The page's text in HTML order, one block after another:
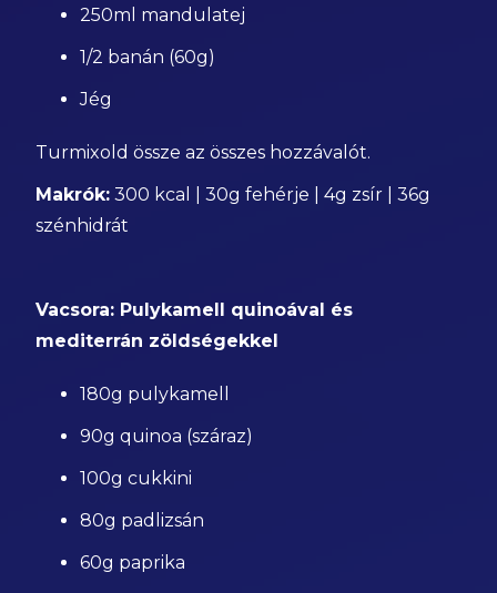
250ml mandulatej
1/2 banán (60g)
Jég
Turmixold össze az összes hozzávalót.
Makrók: 300 kcal | 30g fehérje | 4g zsír | 36g
szénhidrát
Vacsora: Pulykamell quinoával és
mediterrán zöldségekkel
180g pulykamell
90g quinoa (száraz)
100g cukkini
80g padlizsán
60g paprika